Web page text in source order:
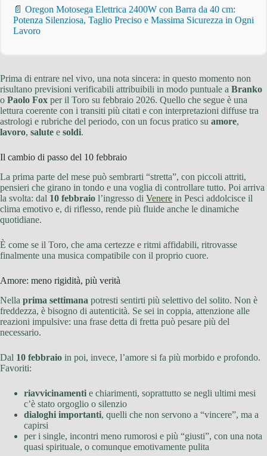
📄 Oregon Motosega Elettrica 2400W con Barra da 40 cm:
Potenza Silenziosa, Taglio Preciso e Massima Sicurezza in Ogni
Lavoro
Prima di entrare nel vivo, una nota sincera: in questo momento non
risultano previsioni verificabili attribuibili in modo puntuale a Branko
o Paolo Fox per il Toro su febbraio 2026. Quello che segue è una
lettura coerente con i transiti più citati e con interpretazioni diffuse tra
astrologi e rubriche del periodo, con un focus pratico su amore,
lavoro, salute e soldi.
Il cambio di passo del 10 febbraio
La prima parte del mese può sembrarti “stretta”, con piccoli attriti,
pensieri che girano in tondo e una voglia di controllare tutto. Poi arriva
la svolta: dal 10 febbraio l’ingresso di Venere in Pesci addolcisce il
clima emotivo e, di riflesso, rende più fluide anche le dinamiche
quotidiane.
È come se il Toro, che ama certezze e ritmi affidabili, ritrovasse
finalmente una musica compatibile con il proprio cuore.
Amore: meno rigidità, più verità
Nella prima settimana potresti sentirti più selettivo del solito. Non è
freddezza, è bisogno di autenticità. Se sei in coppia, attenzione alle
reazioni impulsive: una frase detta di fretta può pesare più del
necessario.
Dal 10 febbraio in poi, invece, l’amore si fa più morbido e profondo.
Favoriti:
riavvicinamenti e chiarimenti, soprattutto se negli ultimi mesi
c’è stato orgoglio o silenzio
dialoghi importanti, quelli che non servono a “vincere”, ma a
capirsi
per i single, incontri meno rumorosi e più “giusti”, con una nota
quasi spirituale, o comunque emotivamente pulita